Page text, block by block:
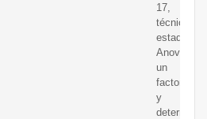
17,
técnica
estadística
Anova
un
factor
y
determinar